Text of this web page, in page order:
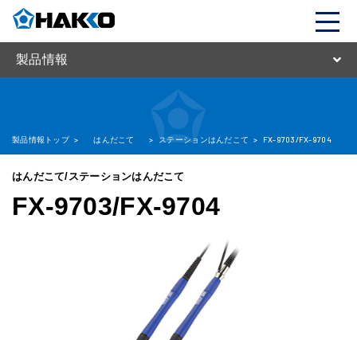
製品情報
製品情報トップ > はんだこて > ステーションはんだこて > FX-9703/FX-9704
はんだこて/ステーションはんだこて
FX-9703/FX-9704